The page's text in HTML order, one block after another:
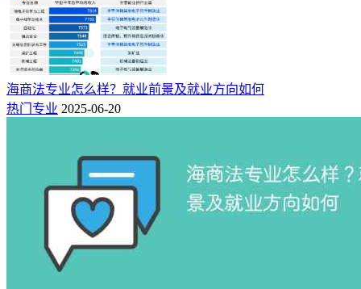
海商法专业怎么样？就业前景及就业方向如何
热门专业 2025-06-20